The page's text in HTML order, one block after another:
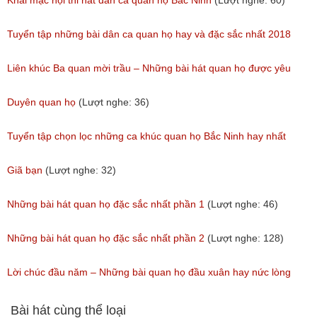
(Lượt nghe: 84)
Tuyển tập những bài dân ca quan họ hay và đặc sắc nhất 2018
(Lượt nghe: 59)
Liên khúc Ba quan mời trầu – Những bài hát quan họ được yêu
thích nhất hiện nay
(Lượt nghe: 173)
Duyên quan họ (Lượt nghe: 36)
Tuyển tập chọn lọc những ca khúc quan họ Bắc Ninh hay nhất
(Lượt nghe: 214)
Giã bạn (Lượt nghe: 32)
Những bài hát quan họ đặc sắc nhất phần 1 (Lượt nghe: 46)
Những bài hát quan họ đặc sắc nhất phần 2 (Lượt nghe: 128)
Lời chúc đầu năm – Những bài quan họ đầu xuân hay nức lòng
người
Bài hát cùng thể loại